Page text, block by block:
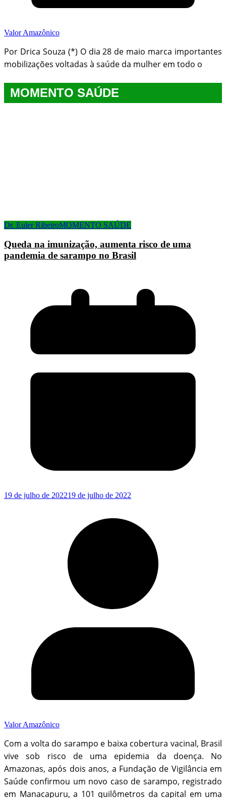
Valor Amazônico
Por Drica Souza (*) O dia 28 de maio marca importantes
mobilizações voltadas à saúde da mulher em todo o
MOMENTO SAÚDE
Dr. Euler RibeiroMOMENTO SAÚDE
Queda na imunização, aumenta risco de uma
pandemia de sarampo no Brasil
19 de julho de 202219 de julho de 2022
Valor Amazônico
Com a volta do sarampo e baixa cobertura vacinal, Brasil
vive sob risco de uma epidemia da doença. No
Amazonas, após dois anos, a Fundação de Vigilância em
Saúde confirmou um novo caso de sarampo, registrado
em Manacapuru, a 101 quilômetros da capital em uma